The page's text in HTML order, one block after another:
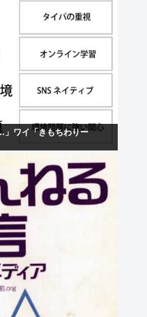
ワイ「きもちわりー